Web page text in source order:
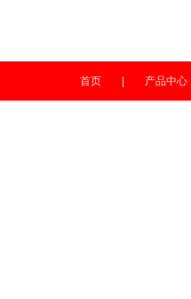
首页 产品中心